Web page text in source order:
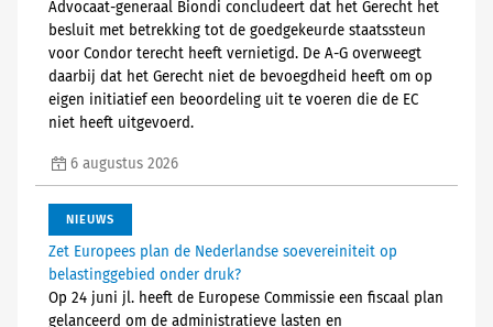
Advocaat-generaal Biondi concludeert dat het Gerecht het
besluit met betrekking tot de goedgekeurde staatssteun
voor Condor terecht heeft vernietigd. De A-G overweegt
daarbij dat het Gerecht niet de bevoegdheid heeft om op
eigen initiatief een beoordeling uit te voeren die de EC
niet heeft uitgevoerd.
6 augustus 2026
NIEUWS
Zet Europees plan de Nederlandse soevereiniteit op
belastinggebied onder druk?
Op 24 juni jl. heeft de Europese Commissie een fiscaal plan
gelanceerd om de administratieve lasten en